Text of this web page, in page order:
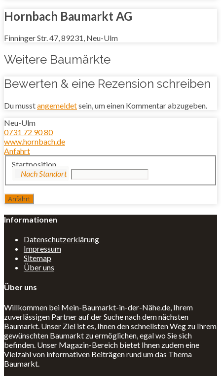
Hornbach Baumarkt AG
Finninger Str. 47, 89231, Neu-Ulm
Weitere Baumärkte
Bewerten & eine Rezension schreiben
Du musstangemeldetsein, um einen Kommentar abzugeben.
Neu-Ulm
0731 72 90 80
www.hornbach.de
Anfahrt
Startposition
Informationen
Datenschutzerklärung
Impressum
Sitemap
Über uns
Über uns
Willkommen bei Mein-Baumarkt-in-der-Nähe.de, Ihrem
zuverlässigen Partner auf der Suche nach dem nächsten
Baumarkt. Unser Ziel ist es, Ihnen den schnellsten Weg zu Ihrem
gewünschten Baumarkt zu ermöglichen, egal wo Sie sich
befinden. Unser Magazin-Bereich bietet Ihnen zudem eine
Vielzahl von informativen Beiträgen rund um das Thema
Baumarkt.